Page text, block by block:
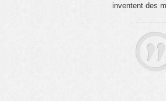
inventent des